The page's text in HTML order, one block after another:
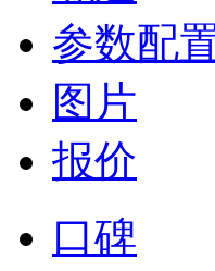
参数配
图片
报价
口碑